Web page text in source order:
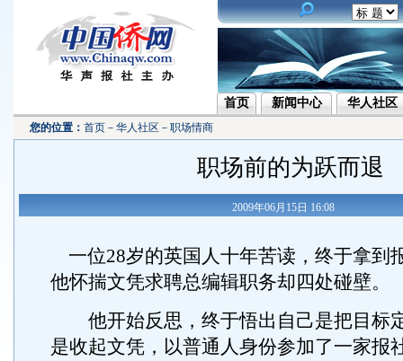
首页 新闻中心 华人社区
您的位置： 首页 － 华人社区 － 职场情商
职场前的为跃而退
2009年06月15日 16:08
一位28岁的英国人十年苦读，终于拿到
他怀揣文凭求聘总编辑职务却四处碰壁。
他开始反思，终于悟出自己是把目标
是收起文凭，以普通人身份参加了一家报